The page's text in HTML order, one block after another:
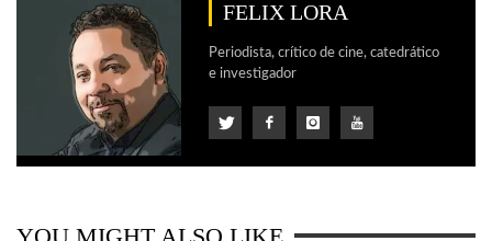
FELIX LORA
Periodista, crítico de cine, catedrático
e investigador